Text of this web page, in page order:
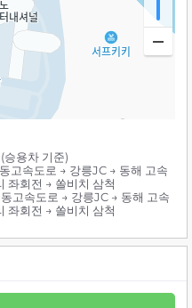
용차 기준)
고속도로 → 강릉JC → 동해 고속
좌회전 → 쏠비치 삼척
고속도로 → 강릉JC → 동해 고속
좌회전 → 쏠비치 삼척